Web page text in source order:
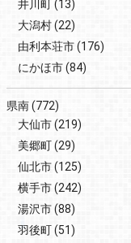
井川町(13)
大潟村(22)
由利本荘市(176)
にかほ市(84)
県南(772)
大仙市(219)
美郷町(29)
仙北市(125)
横手市(242)
湯沢市(88)
羽後町(51)